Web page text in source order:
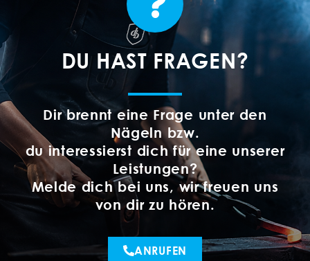
DU HAST FRAGEN?
Dir brennt eine Frage unter den
Nägeln bzw.
du interessierst dich für eine unserer
Leistungen?
Melde dich bei uns, wir freuen uns
von dir zu hören.
ANRUFEN